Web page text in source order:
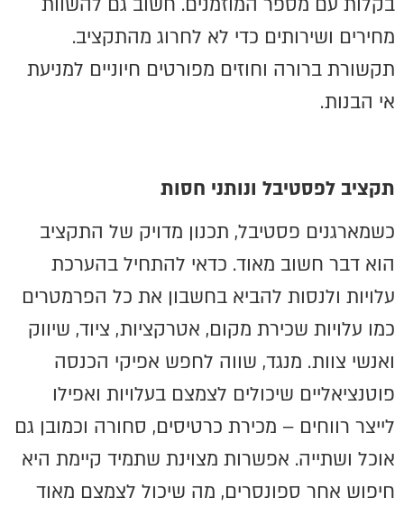
מחירים ושירותים כדי לא לחרוג מהתקציב.
תקשורת ברורה וחוזים מפורטים חיוניים למניעת
אי הבנות.
תקציב לפסטיבל ונותני חסות
כשמארגנים פסטיבל, תכנון מדויק של התקציב
הוא דבר חשוב מאוד. כדאי להתחיל בהערכת
עלויות ולנסות להביא בחשבון את כל הפרמטרים
כמו עלויות שכירת מקום, אטרקציות, ציוד, שיווק
ואנשי צוות. מנגד, שווה לחפש אפיקי הכנסה
פוטנציאליים שיכולים לצמצם בעלויות ואפילו
לייצר רווחים – מכירת כרטיסים, סחורה וכמובן גם
אוכל ושתייה. אפשרות מצוינת שתמיד קיימת היא
חיפוש אחר ספונסרים, מה שיכול לצמצם מאוד